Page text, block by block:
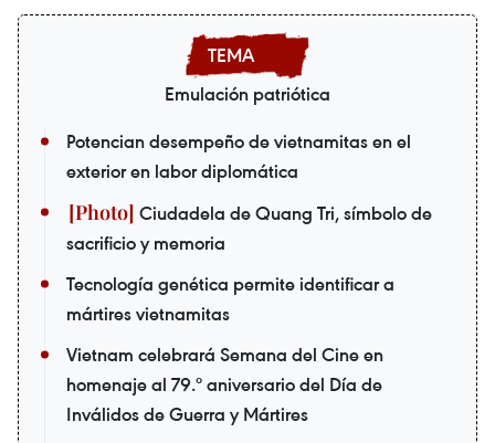
Emulación patriótica
Potencian desempeño de vietnamitas en el
exterior en labor diplomática
Ciudadela de Quang Tri, símbolo de
sacrificio y memoria
Tecnología genética permite identificar a
mártires vietnamitas
Vietnam celebrará Semana del Cine en
homenaje al 79.º aniversario del Día de
Inválidos de Guerra y Mártires